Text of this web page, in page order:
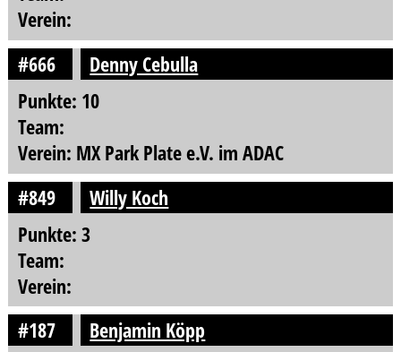
Verein:
#666
Denny Cebulla
Punkte: 10
Team:
Verein: MX Park Plate e.V. im ADAC
#849
Willy Koch
Punkte: 3
Team:
Verein:
#187
Benjamin Köpp